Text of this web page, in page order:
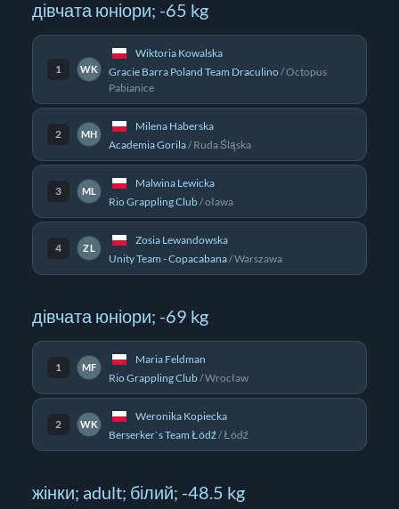
дівчата юніори; -65 kg
1 WK
Wiktoria Kowalska
Gracie Barra Poland Team Draculino/Octopus
Pabianice
2 MH
Milena Haberska
Academia Gorila/Ruda Śląska
3 ML
Malwina Lewicka
Rio Grappling Club/oława
4 ZL
Zosia Lewandowska
Unity Team - Copacabana/Warszawa
дівчата юніори; -69 kg
1 MF
Maria Feldman
Rio Grappling Club/Wrocław
2 WK
Weronika Kopiecka
Berserker`s Team Łódź/Łódź
жінки; adult; білий; -48.5 kg